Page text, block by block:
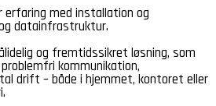
erfaring med installation og
datainfrastruktur.
og fremtidssikret løsning, som
kommunikation,
drift – både i hjemmet, kontoret eller